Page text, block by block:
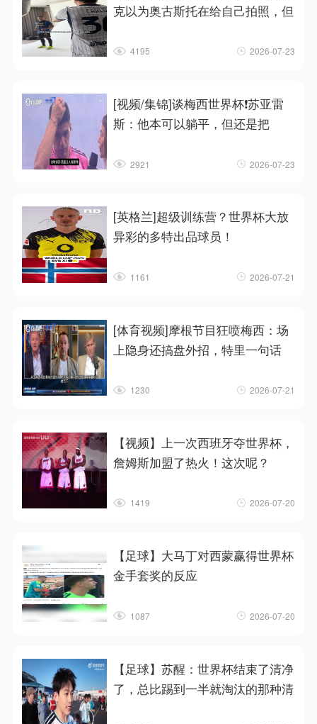
克以为奥古斯托在给自己拍照，但
4195 2026-07-23
[视频/集锦]谈梅西世界杯❗苏亚雷
斯：他本可以躺平，但还是把
2921 2026-07-23
[英格兰]超级训练营？世界杯大放
异彩的多特出品球员！
1161 2026-07-21
[体育视频]摩根节目狂喷梅西：场
上隐身还搞盘外招，特里一句话
1230 2026-07-21
【视频】上一次西班牙夺世界杯，
詹姆斯加盟了热火！这次呢？
1419 2026-07-20
【足球】大马丁对西蒙赢得世界杯
金手套奖的反应
1087 2026-07-20
【足球】苏醒：世界杯结束了清净
了，总比踢到一半就淘汰的那种清